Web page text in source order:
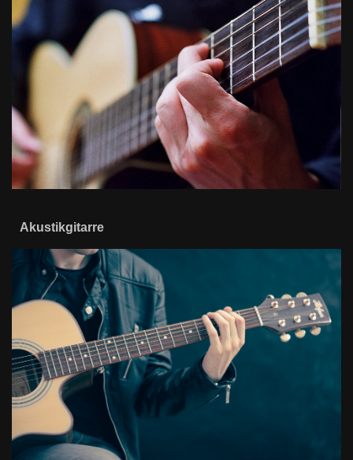
Akustikgitarre